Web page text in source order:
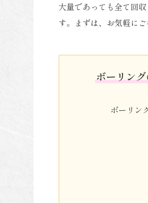
大量であっても全て回
す。まずは、お気軽にご
ボーリン
ボーリン